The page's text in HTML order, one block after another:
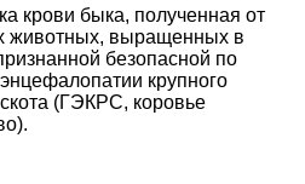
крови быка, полученная от
животных, выращенных в
безопасной по
энцефалопатии крупного
скота (ГЭКРС, коровье